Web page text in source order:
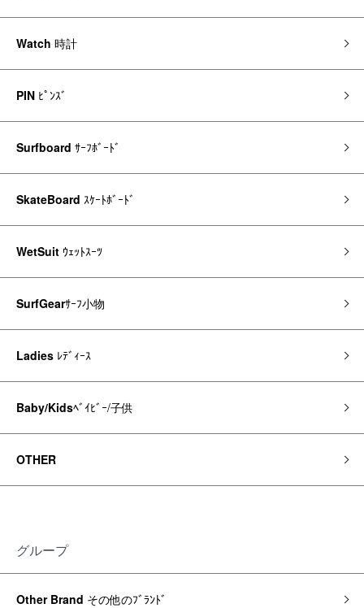
Watch 時計
PIN ﾋﾟﾝｽﾞ
Surfboard ｻｰﾌﾎﾞｰﾄﾞ
SkateBoard ｽｹｰﾄﾎﾞｰﾄﾞ
WetSuit ｳｪｯﾄｽｰﾂ
SurfGearｻｰﾌ小物
Ladies ﾚﾃﾞｨｰｽ
Baby/Kidsﾍﾞｲﾋﾞｰ/子供
OTHER
グループ
Other Brand その他のﾌﾞﾗﾝﾄﾞ